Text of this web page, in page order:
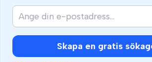
Skapa en gratis